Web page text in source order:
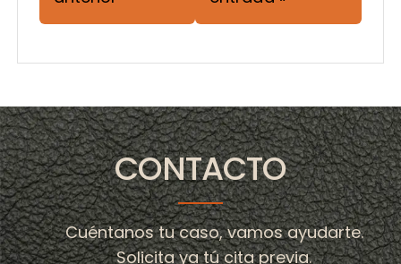
CONTACTO
Cuéntanos tu caso, vamos ayudarte.
Solicita ya tú cita previa.